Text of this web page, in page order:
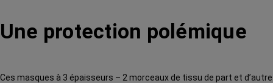
Une protection polémique
Ces masques à 3 épaisseurs – 2 morceaux de tissu de part et d’autre